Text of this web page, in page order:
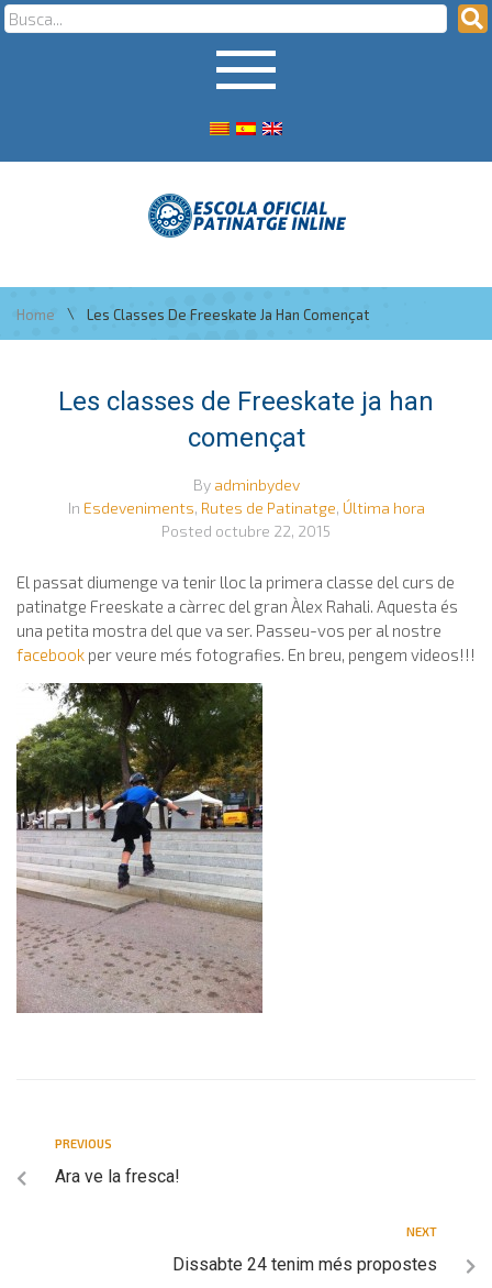
Home \ Les Classes De Freeskate Ja Han Començat
Les classes de Freeskate ja han
començat
By adminbydev
In Esdeveniments, Rutes de Patinatge, Última hora
Posted octubre 22, 2015
El passat diumenge va tenir lloc la primera classe del curs de
patinatge Freeskate a càrrec del gran Àlex Rahali. Aquesta és
una petita mostra del que va ser. Passeu-vos per al nostre
facebook per veure més fotografies. En breu, pengem videos!!!
PREVIOUS
Ara ve la fresca!
NEXT
Dissabte 24 tenim més propostes